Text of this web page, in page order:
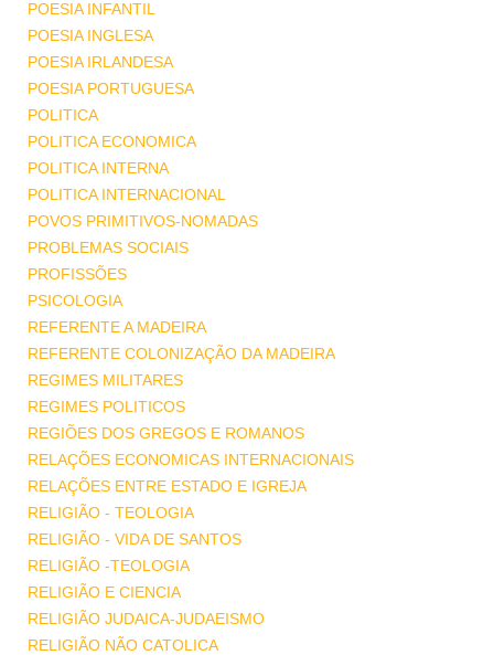
POESIA INFANTIL
POESIA INGLESA
POESIA IRLANDESA
POESIA PORTUGUESA
POLITICA
POLITICA ECONOMICA
POLITICA INTERNA
POLITICA INTERNACIONAL
POVOS PRIMITIVOS-NOMADAS
PROBLEMAS SOCIAIS
PROFISSÕES
PSICOLOGIA
REFERENTE A MADEIRA
REFERENTE COLONIZAÇÃO DA MADEIRA
REGIMES MILITARES
REGIMES POLITICOS
REGIÕES DOS GREGOS E ROMANOS
RELAÇÕES ECONOMICAS INTERNACIONAIS
RELAÇÕES ENTRE ESTADO E IGREJA
RELIGIÃO - TEOLOGIA
RELIGIÃO - VIDA DE SANTOS
RELIGIÃO -TEOLOGIA
RELIGIÃO E CIENCIA
RELIGIÃO JUDAICA-JUDAEISMO
RELIGIÃO NÃO CATOLICA